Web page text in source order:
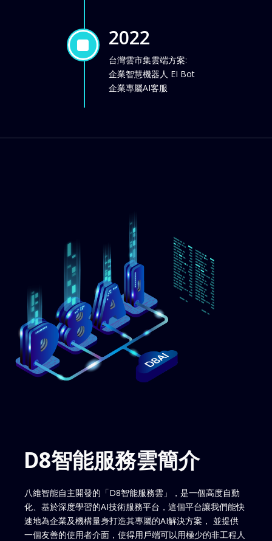
] 2022
台灣雲市集雲端方案:
企業智慧機器人 EI Bot
企業專屬AI客服
D8智能服務雲簡介
八維智能自主開發的「D8智能服務雲」，是一個高度自動
化、基於深度學習的AI技術服務平台，這個平台讓我們能快
速地為企業及機構量身打造其專屬的AI解決方案， 並提供
一個友善的使用者介面，使得用戶端可以用極少的非工程人